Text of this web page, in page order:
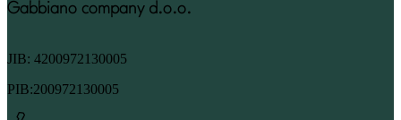
Gabbiano company d.o.o.
JIB: 4200972130005
PIB:200972130005